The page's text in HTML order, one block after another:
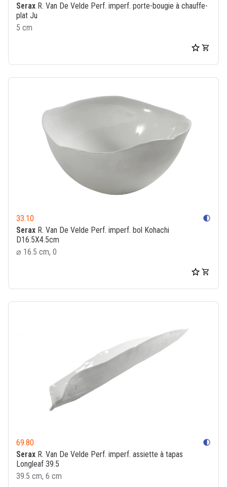
Serax R. Van De Velde Perf. imperf. porte-bougie à chauffe-
plat Ju
5 cm
33.10 contrast
Serax R. Van De Velde Perf. imperf. bol Kohachi
D16.5X4.5cm
⌀ 16.5 cm, 0
69.80 contrast
Serax R. Van De Velde Perf. imperf. assiette à tapas
Longleaf 39.5
39.5 cm, 6 cm